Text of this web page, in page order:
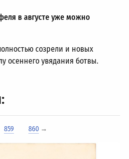
в августе уже можно
созрели и новых
осеннего увядания ботвы.
859 860→